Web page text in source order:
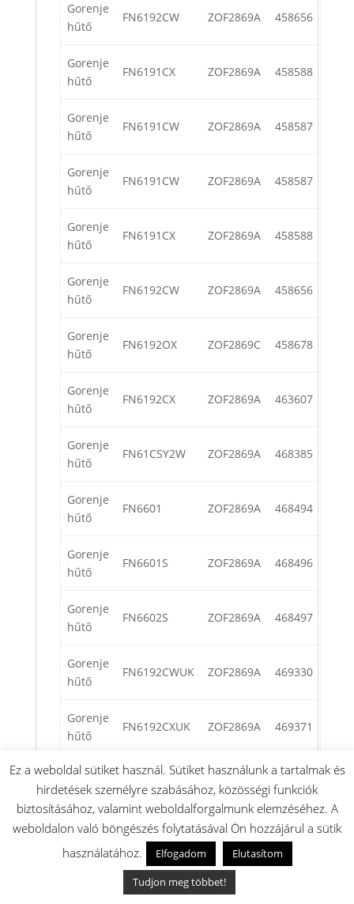
Gorenje
hűtő
FN6192CW ZOF2869A 458656
Gorenje
hűtő
FN6191CX ZOF2869A 458588
Gorenje
hűtő
FN6191CW ZOF2869A 458587
Gorenje
hűtő
FN6191CW ZOF2869A 458587
Gorenje
hűtő
FN6191CX ZOF2869A 458588
Gorenje
hűtő
FN6192CW ZOF2869A 458656
Gorenje
hűtő
FN6192OX ZOF2869C 458678
Gorenje
hűtő
FN6192CX ZOF2869A 463607
Gorenje
hűtő
FN61CSY2W ZOF2869A 468385
Gorenje
hűtő
FN6601 ZOF2869A 468494
Gorenje
hűtő
FN6601S ZOF2869A 468496
Gorenje
hűtő
FN6602S ZOF2869A 468497
Gorenje
hűtő
FN6192CWUK ZOF2869A 469330
Gorenje
hűtő
FN6192CXUK ZOF2869A 469371
Gorenje
hűtő
FN6191CX-L ZOF2869A 477566
Gorenje
FN6192PX ZOF2869H 498218
FN6192PW ZOF2869H
Ez a weboldal sütiket használ. Sütiket használunk a tartalmak és
hirdetések személyre szabásához, közösségi funkciók
biztosításához, valamint weboldalforgalmunk elemzéséhez. A
weboldalon való böngészés folytatásával Ön hozzájárul a sütik
használatához.
Elfogadom
Elutasítom
Tudjon meg többet!